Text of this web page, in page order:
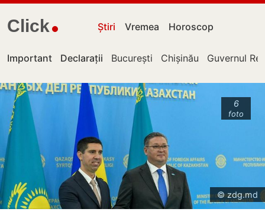
Click Știri Vremea Horoscop
Important Declarații București Chișinău Guvernul
6
foto
© zdg.md